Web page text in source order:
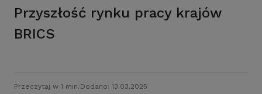
Przyszłość rynku pracy krajów
BRICS
Przeczytaj w 1 min. Dodano: 13.03.2025